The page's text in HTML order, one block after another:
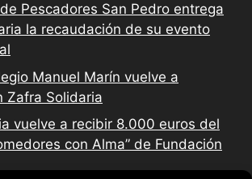
Pescadores San Pedro entrega
la recaudación de su evento
Manuel Marín vuelve a
Zafra Solidaria
vuelve a recibir 8.000 euros del
con Alma” de Fundación